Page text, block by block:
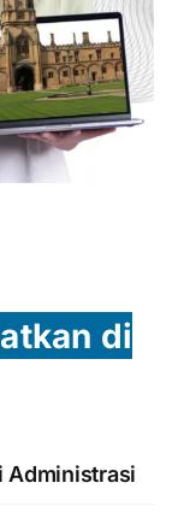
di
Administrasi